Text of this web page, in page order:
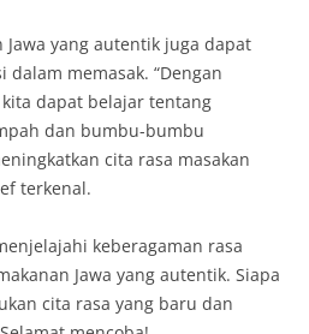
yang autentik juga dapat
memasak. “Dengan
kita dapat belajar tentang
dan bumbu-bumbu
cita rasa masakan
terkenal.
keberagaman rasa
Jawa yang autentik. Siapa
cita rasa yang baru dan